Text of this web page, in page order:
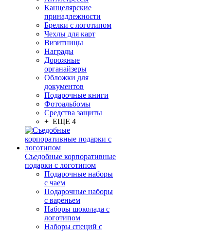
Канцелярские
принадлежности
Брелки с логотипом
Чехлы для карт
Визитницы
Награды
Дорожные
органайзеры
Обложки для
документов
Подарочные книги
Фотоальбомы
Средства защиты
+ ЕЩЕ 4
Съедобные корпоративные
подарки с логотипом
Подарочные наборы
с чаем
Подарочные наборы
с вареньем
Наборы шоколада с
логотипом
Наборы специй с